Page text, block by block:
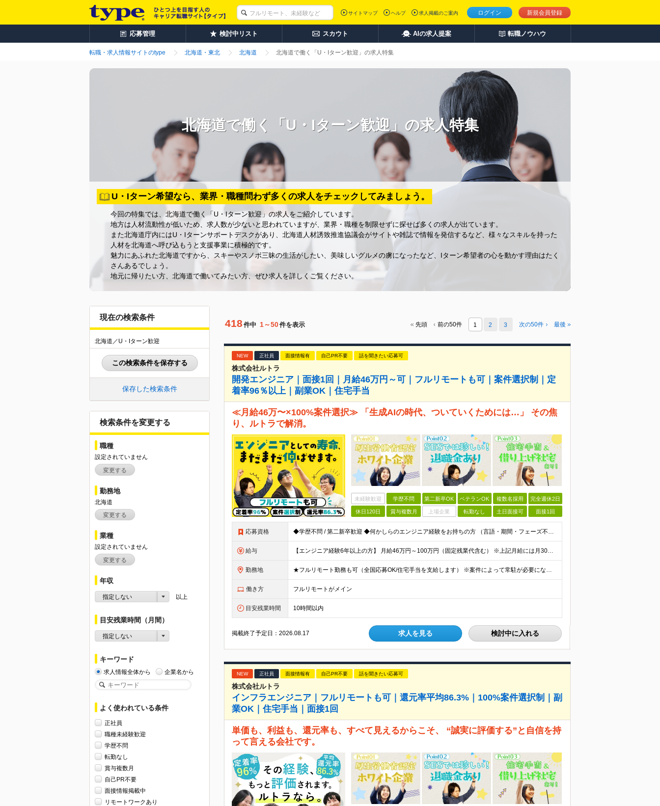
ログイン 新規会員登録
サイトマップ ヘルプ 求人掲載のご案内
応募管理 検討中リスト スカウト AIの求人提案 転職ノウハウ
転職・求人情報サイトのtype 北海道・東北 北海道 北海道で働く「U・Iターン歓迎」の求人特集
北海道で働く「U・Iターン歓迎」の求人特集
U・Iターン希望なら、業界・職種問わず多くの求人をチェックしてみましょう。
今回の特集では、北海道で働く「U・Iターン歓迎」の求人をご紹介しています。
地方は人材流動性が低いため、求人数が少ないと思われていますが、業界・職種を制限せずに探せば多くの求人が出ています。
また北海道庁内にはU・Iターンサポートデスクがあり、北海道人材誘致推進協議会がサイトや雑誌で情報を発信するなど、様々なスキルを持った
人材を北海道へ呼び込もうと支援事業に積極的です。
魅力にあふれた北海道ですから、スキーやスノボ三昧の生活がしたい、美味しいグルメの虜になったなど、Iターン希望者の心を動かす理由はたく
さんあるでしょう。
地元に帰りたい方、北海道で働いてみたい方、ぜひ求人を詳しくご覧ください。
現在の検索条件
北海道／U・Iターン歓迎
この検索条件を保存する
保存した検索条件
検索条件を変更する
職種
設定されていません
変更する
勤務地
北海道
変更する
業種
設定されていません
変更する
年収
指定しない 以上
目安残業時間（月間）
指定しない
キーワード
求人情報全体から 企業名から
よく使われている条件
正社員
職種未経験歓迎
学歴不問
転勤なし
賞与複数月
自己PR不要
面接情報掲載中
リモートワークあり
418 件中 1～50件を表示 先頭 前の50件 1 2 3 次の50件 最後
NEW 正社員 面接情報有 自己PR不要 話を聞きたい応募可
株式会社ルトラ
開発エンジニア｜面接1回｜月給46万円～可｜フルリモートも可｜案件選択制｜定
着率96％以上｜副業OK｜住宅手当
≪月給46万〜×100%案件選択≫ 「生成AIの時代、ついていくためには…」 その焦
り、ルトラで解消。
未経験歓迎 学歴不問 第二新卒OK ベテランOK 複数名採用 完全週休2日
休日120日 賞与複数月 上場企業 転勤なし 土日面接可 面接1回
応募資格 ◆学歴不問 / 第二新卒歓迎 ◆何かしらのエンジニア経験をお持ちの方 （言語・期間・フェーズ不問） 経験浅めの方も遠慮なくご応募ください！ ■入社前Q＆A ────── ◎実力に見合った報酬が手に
給与 【エンジニア経験6年以上の方】 月給46万円～100万円（固定残業代含む） ※上記月給には月30時間分の固定残業代（月8万7,400円～月19万円）を含む。超過分は全額支給。 【エンジニア経験4年以
勤務地 ★フルリモート勤務も可（全国応募OK/住宅手当を支給します） ※案件によって常駐が必要になる場合があります。 ※希望がない限り、転勤はありません ※U・Iターン歓迎 ★ルトラの社員は全国各地で活躍中
働き方 フルリモートがメイン
目安残業時間 10時間以内
掲載終了予定日：2026.08.17 求人を見る 検討中に入れる
NEW 正社員 面接情報有 自己PR不要 話を聞きたい応募可
株式会社ルトラ
インフラエンジニア｜フルリモートも可｜還元率平均86.3%｜100%案件選択制｜副
業OK｜住宅手当｜面接1回
単価も、利益も、還元率も、すべて見えるからこそ、 “誠実に評価する”と自信を持
って言える会社です。